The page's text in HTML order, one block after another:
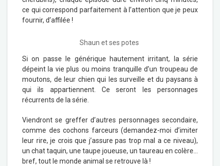
ce qui correspond parfaitement à l’attention que je peux
fournir, d’affilée !
Shaun et ses potes
Si on passe le générique hautement irritant, la série
dépeint la vie plus ou moins tranquille d’un troupeau de
moutons, de leur chien qui les surveille et du paysans à
qui ils appartiennent. Ce seront les personnages
récurrents de la série.
Viendront se greffer d’autres personnages secondaire,
comme des cochons farceurs (demandez-moi d’imiter
leur rire, je crois que j’assure pas trop mal a ce niveau),
un chat taquin, une taupe joueuse, un taureau en colère…
bref, tout le monde animal se retrouve là !